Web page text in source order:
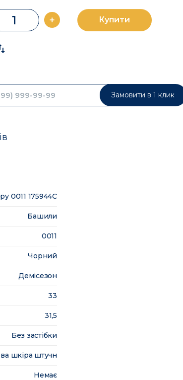
+ Купити
Замовити в 1 клик
0011 175944C
Башили
0011
Чорний
Демісезон
33
31,5
Без застібки
шкіра штучн
Немає